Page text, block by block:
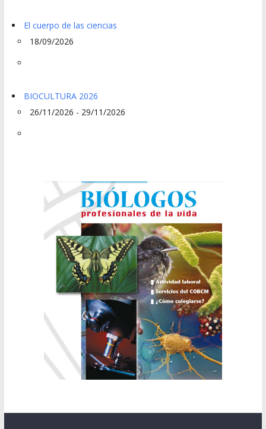
El cuerpo de las ciencias
18/09/2026
BIOCULTURA 2026
26/11/2026 - 29/11/2026